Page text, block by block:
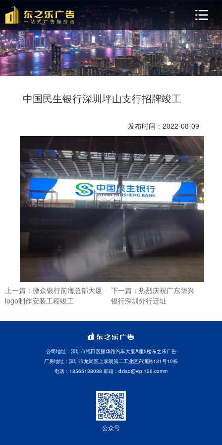
中国民生银行深圳坪山支行招牌竣工
发布时间：2022-08-09
上一篇：微众银行前海总部大厦
logo制作安装工程竣工
下一篇：热烈庆祝广东华兴
银行深圳分行迁址
公司地址：深圳市福田区振华路汽车大厦A座5楼东之乐广告
厂房地址：深圳市龙岗区上李朗第二工业区布澜路131号10栋
电话：18565138038 邮箱：dzlad@vip.126.comm
公众号